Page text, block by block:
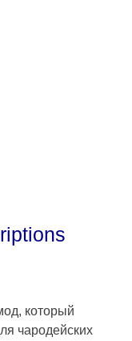
который
чародейских